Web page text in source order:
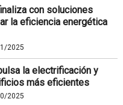
con soluciones
la eficiencia energética
2025
la electrificación y
más eficientes
2025